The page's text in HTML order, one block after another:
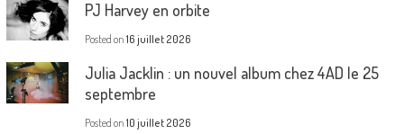
PJ Harvey en orbite
Posted on 16 juillet 2026
Julia Jacklin : un nouvel album chez 4AD le 25
septembre
Posted on 10 juillet 2026